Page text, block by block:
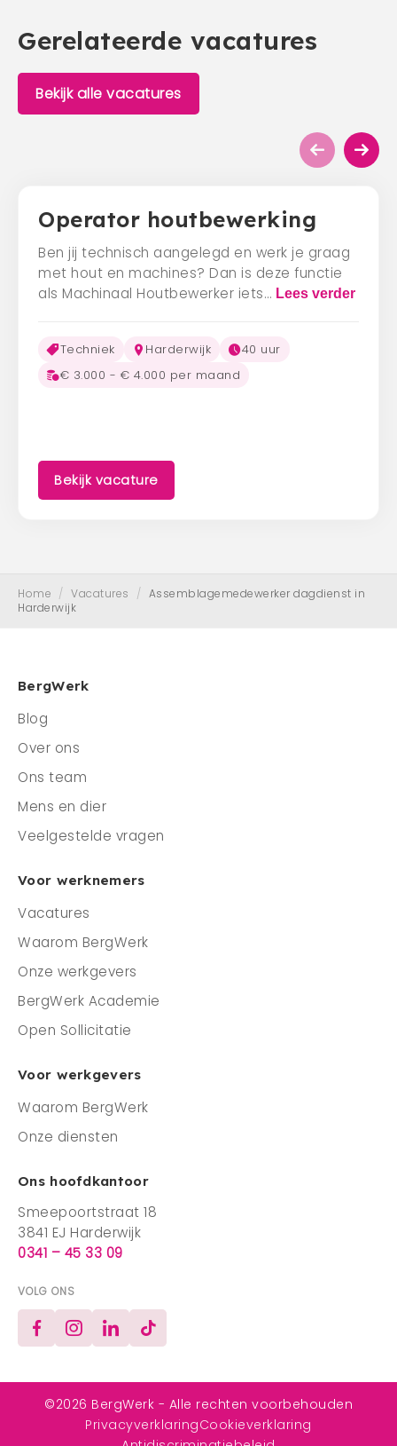
Gerelateerde vacatures
Bekijk alle vacatures
Operator houtbewerking
Ben jij technisch aangelegd en werk je graag
met hout en machines? Dan is deze functie
als Machinaal Houtbewerker iets… Lees verder
Techniek Harderwijk
40 uur
€ 3.000 - € 4.000 per maand
Bekijk vacature
Home / Vacatures / Assemblagemedewerker dagdienst in
Harderwijk
BergWerk
Blog
Over ons
Ons team
Mens en dier
Veelgestelde vragen
Voor werknemers
Vacatures
Waarom BergWerk
Onze werkgevers
BergWerk Academie
Open Sollicitatie
Voor werkgevers
Waarom BergWerk
Onze diensten
Ons hoofdkantoor
Smeepoortstraat 18
3841 EJ Harderwijk
0341 – 45 33 09
VOLG ONS
FacebookInstagram
LinkedIn
TikTok
©2026 BergWerk - Alle rechten voorbehouden
PrivacyverklaringCookieverklaring